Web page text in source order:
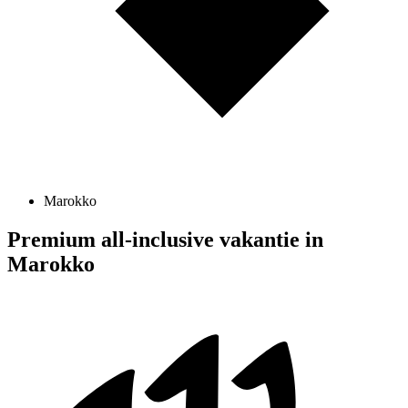
Marokko
Premium all-inclusive vakantie in
Marokko